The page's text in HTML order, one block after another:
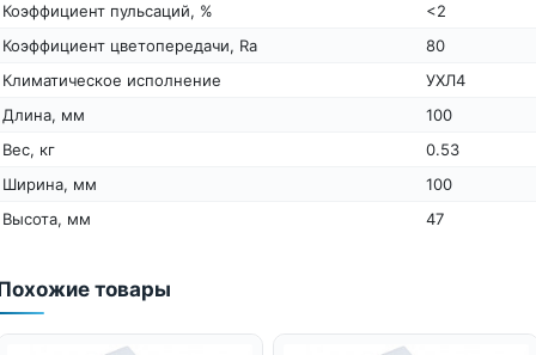
Коэффициент пульсаций, %
<2
Коэффициент цветопередачи, Ra
80
Климатическое исполнение
УХЛ4
Длина, мм
100
Вес, кг
0.53
Ширина, мм
100
Высота, мм
47
товары